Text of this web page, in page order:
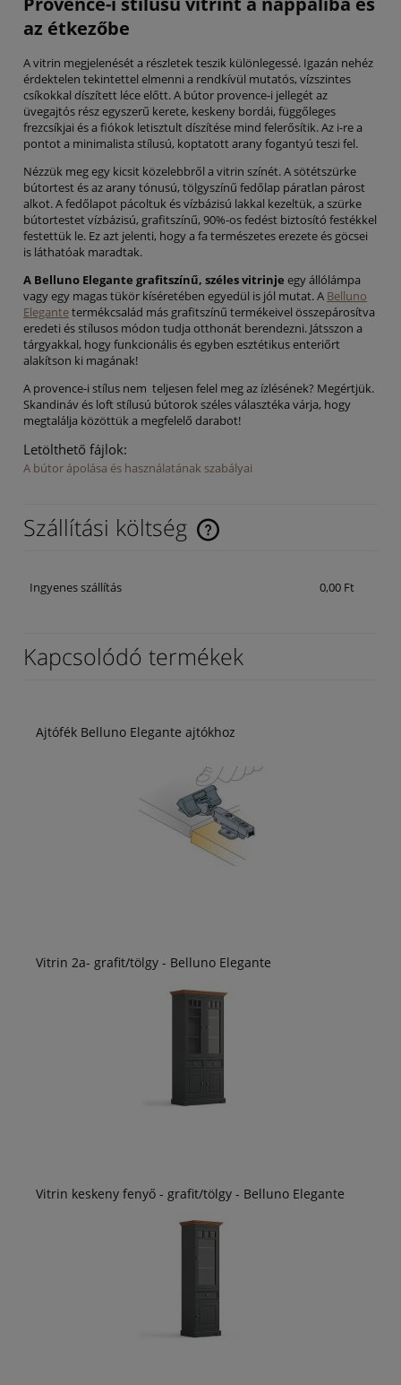
az étkezőbe
A vitrin megjelenését a részletek teszik különlegessé. Igazán nehéz
érdektelen tekintettel elmenni a rendkívül mutatós, vízszintes
csíkokkal díszített léce előtt. A bútor provence-i jellegét az
üvegajtós rész egyszerű kerete, keskeny bordái, függőleges
frezcsíkjai és a fiókok letisztult díszítése mind felerősítik. Az i-re a
pontot a minimalista stílusú, koptatott arany fogantyú teszi fel.
Nézzük meg egy kicsit közelebbről a vitrin színét. A sötétszürke
bútortest és az arany tónusú, tölgyszínű fedőlap páratlan párost
alkot. A fedőlapot pácoltuk és vízbázisú lakkal kezeltük, a szürke
bútortestet vízbázisú, grafitszínű, 90%-os fedést biztosító festékkel
festettük le. Ez azt jelenti, hogy a fa természetes erezete és göcsei
is láthatóak maradtak.
A Belluno Elegante grafitszínű, széles vitrinje egy állólámpa
vagy egy magas tükör kíséretében egyedül is jól mutat. A Belluno
Elegantetermékcsalád más grafitszínű termékeivel összepárosítva
eredeti és stílusos módon tudja otthonát berendezni. Játsszon a
tárgyakkal, hogy funkcionális és egyben esztétikus enteriőrt
alakítson ki magának!
A provence-i stílus nem teljesen felel meg az ízlésének? Megértjük.
Skandináv és loft stílusú bútorok széles választéka várja, hogy
megtalálja közöttük a megfelelő darabot!
Letölthető fájlok:
A bútor ápolása és használatának szabályai
Szállítási költség
Az ár nem tartalmazza az esetleges fizetési költségeket
Ingyenes szállítás 0,00 Ft
Kapcsolódó termékek
Ajtófék Belluno Elegante ajtókhoz
Vitrin 2a- grafit/tölgy - Belluno Elegante
Vitrin keskeny fenyő - grafit/tölgy - Belluno Elegante